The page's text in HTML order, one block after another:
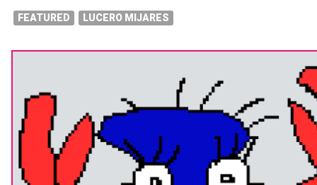
FEATURED LUCERO MIJARES